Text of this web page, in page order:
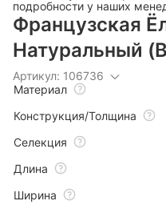
подробности у наших
Французская
Натуральный
Артикул: 106736
Материал
Конструкция/Толщина
Селекция
Длина
Ширина